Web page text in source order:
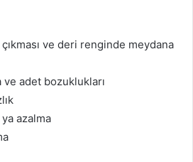
ve deri renginde meydana
adet bozuklukları
azalma